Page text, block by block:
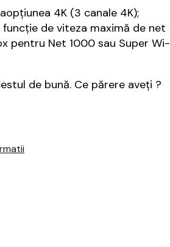
4K (3 canale 4K);
de viteza maximă de net
pentru Net 1000 sau Super Wi-
de bună. Ce părere aveţi ?